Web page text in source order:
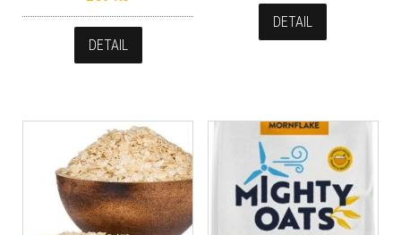
DETAIL
DETAIL